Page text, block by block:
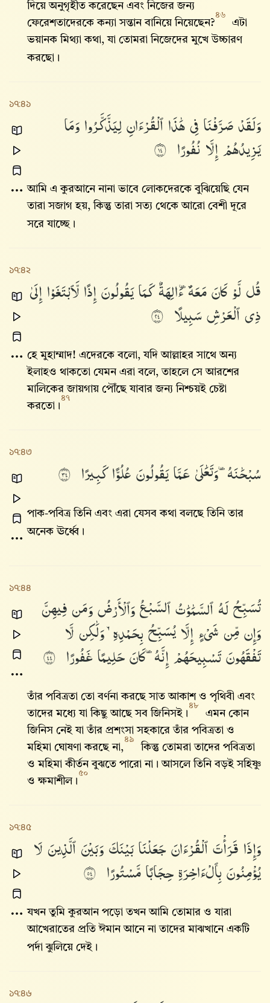
দিয়ে অনুগৃহীত করেছেন এবং নিজের জন্য
ফেরেশতাদেরকে কন্যা সন্তান বানিয়ে নিয়েছেন?
৪৬
এটা
ভয়ানক মিথ্যা কথা, যা তোমরা নিজেদের মুখে উচ্চারণ
করছো।
১৭:৪১
وَلَقَدْصَرَّفْنَافِىهَٰذَاٱلْقُرْءَانِلِيَذَّكَّرُوا۟وَمَا
يَزِيدُهُمْإِلَّانُفُورًا ٤١
আমি এ কুরআনে নানা ভাবে লোকদেরকে বুঝিয়েছি যেন
তারা সজাগ হয়, কিন্তু তারা সত্য থেকে আরো বেশী দূরে
সরে যাচ্ছে।
১৭:৪২
قُللَّوْكَانَمَعَهُۥٓءَالِهَةٌكَمَايَقُولُونَإِذًالَّٱبْتَغَوْا۟إِلَىٰ
ذِىٱلْعَرْشِسَبِيلًا ٤٢
হে মুহাম্মাদ! এদেরকে বলো, যদি আল্লাহর সাথে অন্য
ইলাহও থাকতো যেমন এরা বলে, তাহলে সে আরশের
মালিকের জায়গায় পৌঁছে যাবার জন্য নিশ্চয়ই চেষ্টা
করতো।
৪৭
১৭:৪৩
سُبْحَٰنَهُۥوَتَعَٰلَىٰعَمَّايَقُولُونَعُلُوًّاكَبِيرًا ٤٣
পাক-পবিত্র তিনি এবং এরা যেসব কথা বলছে তিনি তার
অনেক ঊর্ধ্বে।
১৭:৪৪
تُسَبِّحُلَهُٱلسَّمَٰوَٰتُٱلسَّبْعُوَٱلْأَرْضُوَمَنفِيهِنَّ
وَإِنمِّنشَىْءٍإِلَّايُسَبِّحُبِحَمْدِهِۦوَلَٰكِنلَّا
تَفْقَهُونَتَسْبِيحَهُمْإِنَّهُۥكَانَحَلِيمًاغَفُورًا ٤٤
তাঁর পবিত্রতা তো বর্ণনা করছে সাত আকাশ ও পৃথিবী এবং
তাদের মধ্যে যা কিছু আছে সব জিনিসই।
৪৮
এমন কোন
জিনিস নেই যা তাঁর প্রশংসা সহকারে তাঁর পবিত্রতা ও
মহিমা ঘোষণা করছে না,
৪৯
কিন্তু তোমরা তাদের পবিত্রতা
ও মহিমা কীর্তন বুঝতে পারো না। আসলে তিনি বড়ই সহিষ্ণু
ও ক্ষমাশীল।
৫০
১৭:৪৫
وَإِذَاقَرَأْتَٱلْقُرْءَانَجَعَلْنَابَيْنَكَوَبَيْنَٱلَّذِينَلَا
يُؤْمِنُونَبِٱلْءَاخِرَةِحِجَابًامَّسْتُورًا ٤٥
যখন তুমি কুরআন পড়ো তখন আমি তোমার ও যারা
আখেরাতের প্রতি ঈমান আনে না তাদের মাঝখানে একটি
পর্দা ঝুলিয়ে দেই।
১৭:৪৬